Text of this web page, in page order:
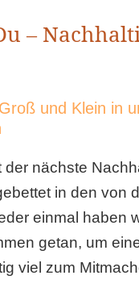
–
und Klein in
der nächste
in den von
einmal haben
getan, um
viel zum